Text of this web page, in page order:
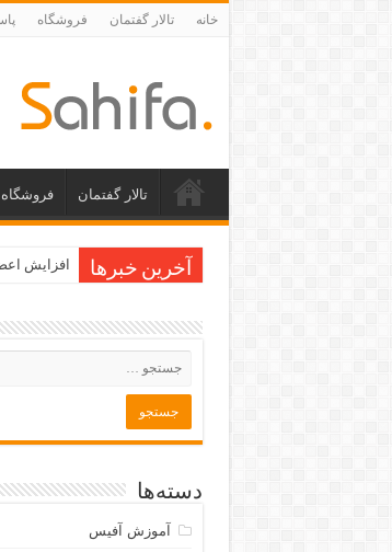
خانه تالار گفتمان فروشگاه
تالار گفتمان فروشگاه
آخرین خبرها افزایش
دسته‌ها
آموزش آفیس